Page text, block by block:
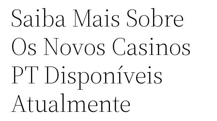
Saiba Mais Sobre
Os Novos Casinos
PT Disponíveis
Atualmente